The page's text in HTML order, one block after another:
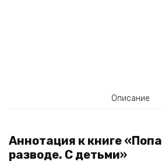
Описание
Аннотация к книге
разводе. С детьми»